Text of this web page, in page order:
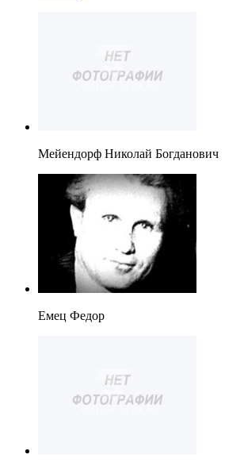
Мейендорф Николай Богданович
Емец Федор